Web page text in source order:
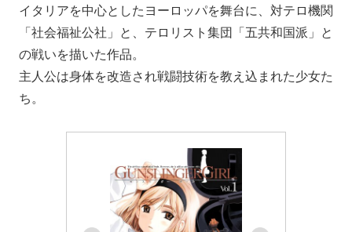
イタリアを中心としたヨーロッパを舞台に、対テロ機関
「社会福祉公社」と、テロリスト集団「五共和国派」と
の戦いを描いた作品。
主人公は身体を改造され戦闘技術を教え込まれた少女た
ち。